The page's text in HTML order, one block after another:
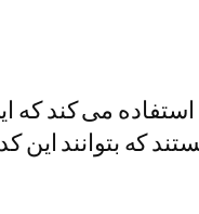
می کند که
که بتوانند